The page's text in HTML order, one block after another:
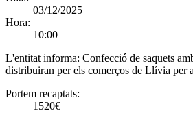
03/12/2025
Hora:
10:00
L'entitat informa: Confecció de saquets
distribuiran per els comerços de Llívia per
Portem recaptats:
1520€